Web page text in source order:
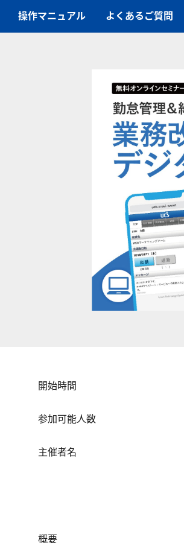
操作マニュアル よくあるご質問
開始時間
参加可能人数
主催者名
概要